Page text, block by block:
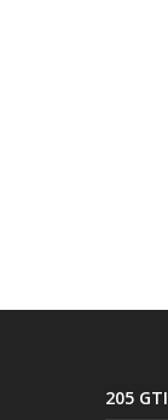
205 GTI